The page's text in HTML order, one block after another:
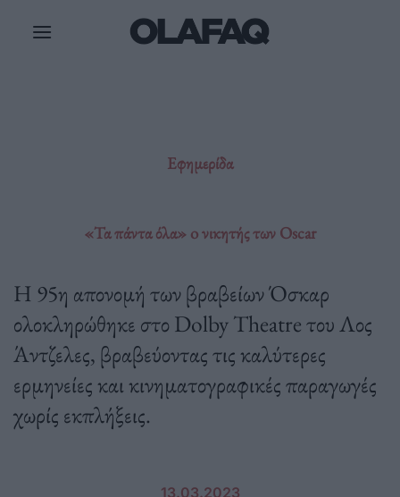
Εφημερίδα
«Τα πάντα όλα» o νικητής των Oscar
Η 95η απονομή των βραβείων Όσκαρ
ολοκληρώθηκε στο Dolby Theatre του Λος
Άντζελες, βραβεύοντας τις καλύτερες
ερμηνείες και κινηματογραφικές παραγωγές
χωρίς εκπλήξεις.
13.03.2023